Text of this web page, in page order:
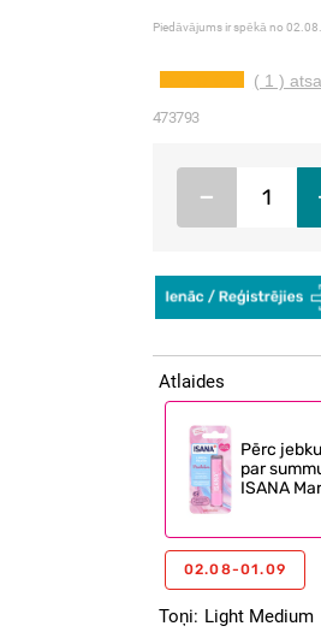
Piedāvājums ir spēkā no
( 1 )
473793
Toņi Light Medium
–
Atlaides
Pērc
par
ISANA
02.08-01.09